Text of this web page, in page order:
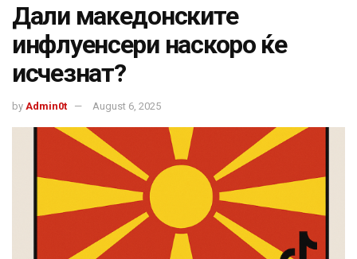
Дали македонските
инфлуенсери наскоро ќе
исчезнат?
by Admin0t August 6, 2025